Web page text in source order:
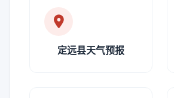
定远县天气预报